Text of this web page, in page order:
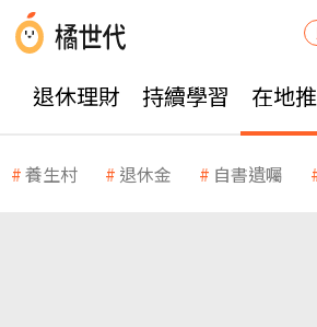
退休理財 持續學習 在地
養生村 退休金 自書遺囑